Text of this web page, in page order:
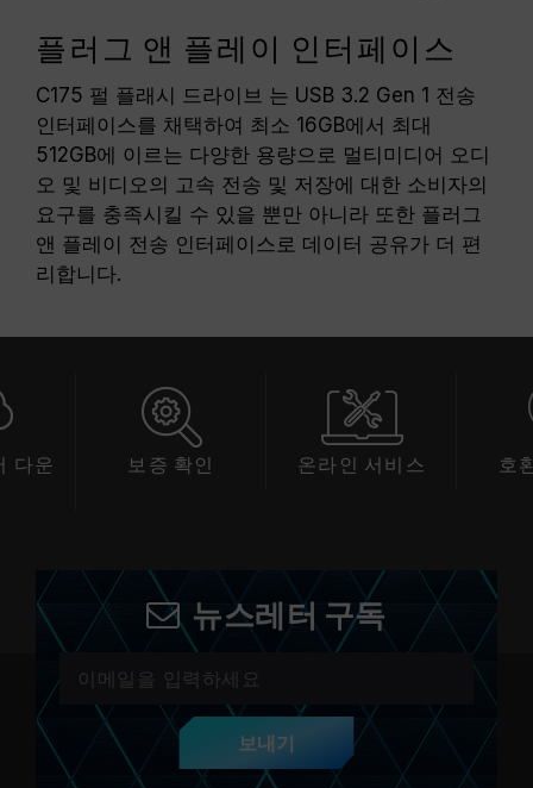
플러그 앤 플레이 인터페이스
C175 펄 플래시 드라이브 는 USB 3.2 Gen 1 전송
인터페이스를 채택하여 최소 16GB에서 최대
512GB에 이르는 다양한 용량으로 멀티미디어 오디
오 및 비디오의 고속 전송 및 저장에 대한 소비자의
요구를 충족시킬 수 있을 뿐만 아니라 또한 플러그
앤 플레이 전송 인터페이스로 데이터 공유가 더 편
리합니다.
다운
보증 확인 온라인 서비스 호
뉴스레터 구독
보내기